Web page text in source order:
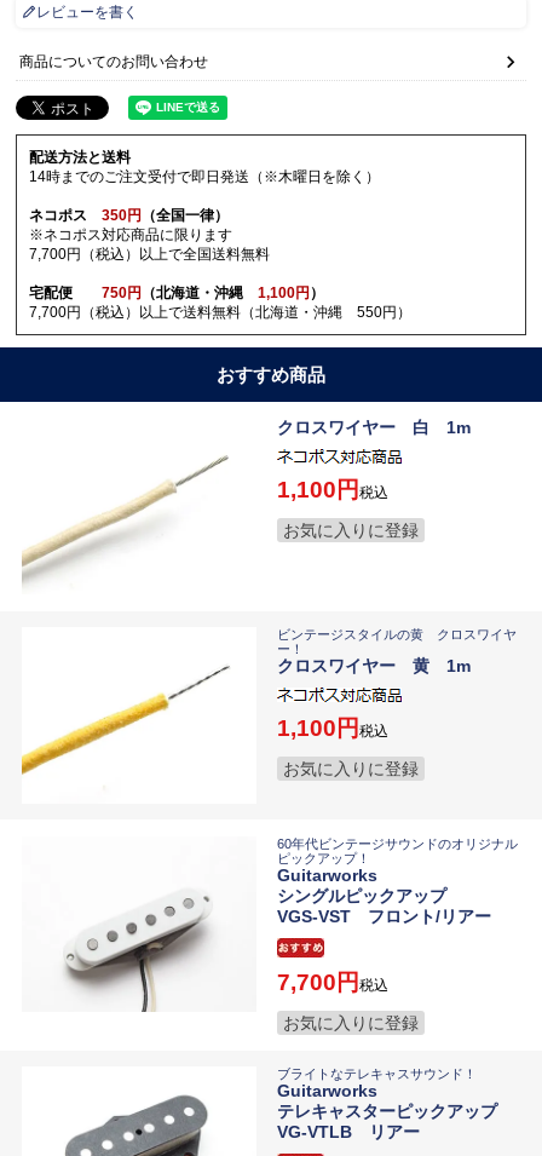
レビューを書く
商品についてのお問い合わせ
配送方法と送料
14時までのご注文受付で即日発送（※木曜日を除く）
ネコポス350円
（全国一律）
※ネコポス対応商品に限ります
7,700円（税込）以上で全国送料無料
宅配便750円 （北海道・沖縄1,100円 ）
7,700円（税込）以上で送料無料（北海道・沖縄 550円）
おすすめ商品
クロスワイヤー 白 1m
1,100 税込
お気に入りに登録
ビンテージスタイルの黄 クロスワイヤ
ー！
クロスワイヤー 黄 1m
1,100 税込
お気に入りに登録
60年代ビンテージサウンドのオリジナル
ピックアップ！
Guitarworks
シングルピックアップ
VGS-VST フロント/リアー
7,700 税込
お気に入りに登録
ブライトなテレキャスサウンド！
Guitarworks
テレキャスターピックアップ
VG-VTLB リアー